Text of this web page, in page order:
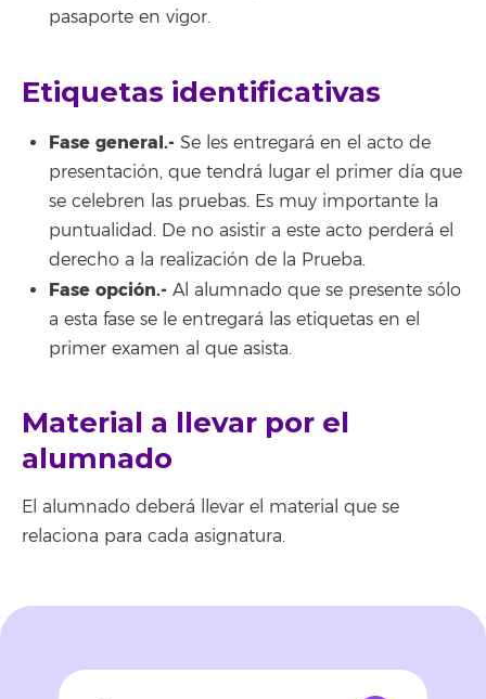
pasaporte en vigor.
Etiquetas identificativas
Fase general.- Se les entregará en el acto de
presentación, que tendrá lugar el primer día que
se celebren las pruebas. Es muy importante la
puntualidad. De no asistir a este acto perderá el
derecho a la realización de la Prueba.
Fase opción.- Al alumnado que se presente sólo
a esta fase se le entregará las etiquetas en el
primer examen al que asista.
Material a llevar por el
alumnado
El alumnado deberá llevar el material que se
relaciona para cada asignatura.